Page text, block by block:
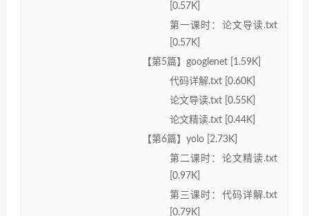
[0.57K]
第一课时：论文导读.txt
[0.57K]
【第5篇】googlenet [1.59K]
代码详解.txt [0.60K]
论文导读.txt [0.55K]
论文精读.txt [0.44K]
【第6篇】yolo [2.73K]
第二课时：论文精读.txt
[0.97K]
第三课时：代码详解.txt
[0.79K]